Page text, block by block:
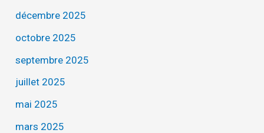
décembre 2025
octobre 2025
septembre 2025
juillet 2025
mai 2025
mars 2025